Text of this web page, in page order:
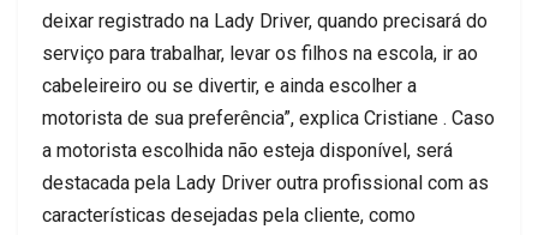
deixar registrado na Lady Driver, quando precisará do
serviço para trabalhar, levar os filhos na escola, ir ao
cabeleireiro ou se divertir, e ainda escolher a
motorista de sua preferência”, explica Cristiane . Caso
a motorista escolhida não esteja disponível, será
destacada pela Lady Driver outra profissional com as
características desejadas pela cliente, como